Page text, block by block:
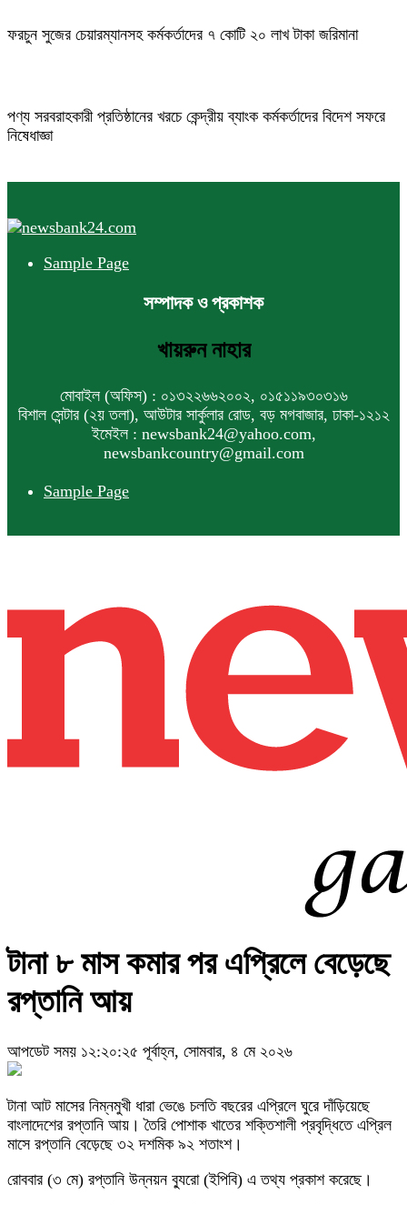
ফরচুন সুজের চেয়ারম্যানসহ কর্মকর্তাদের ৭ কোটি ২০ লাখ টাকা জরিমানা
পণ্য সরবরাহকারী প্রতিষ্ঠানের খরচে কেন্দ্রীয় ব্যাংক কর্মকর্তাদের বিদেশ সফরে
নিষেধাজ্ঞা
Sample Page
সম্পাদক ও প্রকাশক
খায়রুন নাহার
মোবাইল (অফিস) : ০১৩২২৬৬২০০২, ০১৫১১৯৩০৩১৬
বিশাল সেন্টার (২য় তলা), আউটার সার্কুলার রোড, বড় মগবাজার, ঢাকা-১২১২
ইমেইল : newsbank24@yahoo.com,
newsbankcountry@gmail.com
Sample Page
টানা ৮ মাস কমার পর এপ্রিলে বেড়েছে
রপ্তানি আয়
আপডেট সময় ১২:২০:২৫ পূর্বাহ্ন, সোমবার, ৪ মে ২০২৬
টানা আট মাসের নিম্নমুখী ধারা ভেঙে চলতি বছরের এপ্রিলে ঘুরে দাঁড়িয়েছে
বাংলাদেশের রপ্তানি আয়। তৈরি পোশাক খাতের শক্তিশালী প্রবৃদ্ধিতে এপ্রিল
মাসে রপ্তানি বেড়েছে ৩২ দশমিক ৯২ শতাংশ।
রোববার (৩ মে) রপ্তানি উন্নয়ন ব্যুরো (ইপিবি) এ তথ্য প্রকাশ করেছে।